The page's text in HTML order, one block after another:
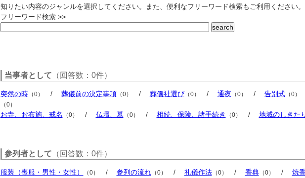
知りたい内容のジャンルを選択してください。また、便利なフリーワード検索もご利用ください。
フリーワード検索 >>
当事者として （回答数：0件）
突然の時（0） / 葬儀前の決定事項 （0） / 葬儀社選び（0） / 通夜 （0） / 告別式（0）
（0）
お寺、お布施、戒名 （0） / 仏壇、墓（0） / 相続、保険、諸手続き （0） / 地域のしきた
参列者として （回答数：0件）
服装（喪服・男性・女性） （0） / 参列の流れ（0） / 礼儀作法（0） / 香典（0） / 焼